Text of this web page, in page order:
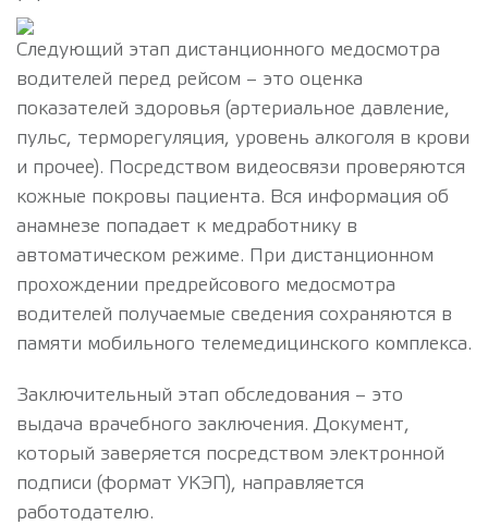
Следующий этап дистанционного медосмотра
водителей перед рейсом – это оценка
показателей здоровья (артериальное давление,
пульс, терморегуляция, уровень алкоголя в крови
и прочее). Посредством видеосвязи проверяются
кожные покровы пациента. Вся информация об
анамнезе попадает к медработнику в
автоматическом режиме. При дистанционном
прохождении предрейсового медосмотра
водителей получаемые сведения сохраняются в
памяти мобильного телемедицинского комплекса.
Заключительный этап обследования – это
выдача врачебного заключения. Документ,
который заверяется посредством электронной
подписи (формат УКЭП), направляется
работодателю.